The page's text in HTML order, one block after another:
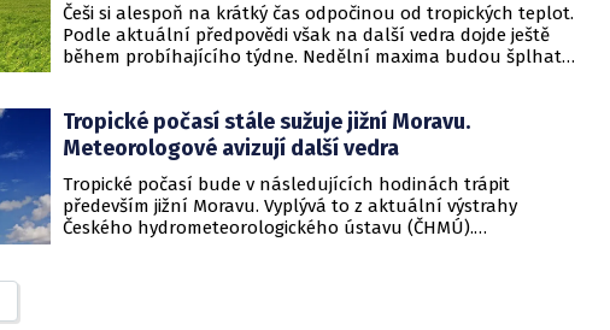
Češi si alespoň na krátký čas odpočinou od tropických teplot.
Podle aktuální předpovědi však na další vedra dojde ještě
během probíhajícího týdne. Nedělní maxima budou šplhat
Tropické počasí stále sužuje jižní Moravu.
Meteorologové avizují další vedra
Tropické počasí bude v následujících hodinách trápit
především jižní Moravu. Vyplývá to z aktuální výstrahy
Českého hydrometeorologického ústavu (ČHMÚ).